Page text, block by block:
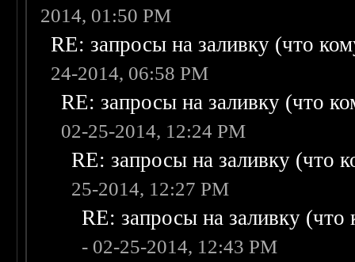
2014, 01:50 PM
RE: запросы на заливку (что
24-2014, 06:58 PM
RE: запросы на заливку (что
02-25-2014, 12:24 PM
RE: запросы на заливку (что
25-2014, 12:27 PM
RE: запросы на заливку
- 02-25-2014, 12:43 PM